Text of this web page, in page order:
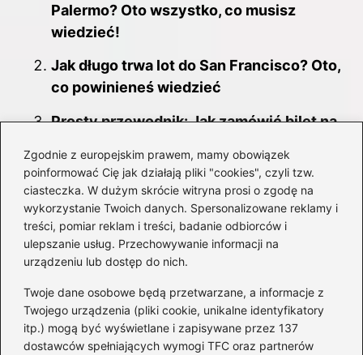
Zgodnie z europejskim prawem, mamy obowiązek
poinformować Cię jak działają pliki "cookies", czyli tzw.
ciasteczka. W dużym skrócie witryna prosi o zgodę na
wykorzystanie Twoich danych. Spersonalizowane reklamy i
treści, pomiar reklam i treści, badanie odbiorców i
ulepszanie usług. Przechowywanie informacji na
urządzeniu lub dostęp do nich.
Twoje dane osobowe będą przetwarzane, a informacje z
Twojego urządzenia (pliki cookie, unikalne identyfikatory
itp.) mogą być wyświetlane i zapisywane przez 137
dostawców spełniających wymogi TFC oraz partnerów
Palermo? Oto wszystko, co musisz
wiedzieć!
Jak długo trwa lot do San Francisco? Oto,
co powinieneś wiedzieć
Prosty przewodnik: Jak zamówić bilet na
Jak długo trwa podróż w kosmos? Odkryj,
ile godzin spędzamy wśród gwiazd
Gdzie szukać biletów lotniczych i jak
zaoszczędzić na podróży?
Jak długo trwa lot z Warszawy do
Pekinu? Sprawdź, co musisz wiedzieć!
Jak długo trwa lot z Madrytu do